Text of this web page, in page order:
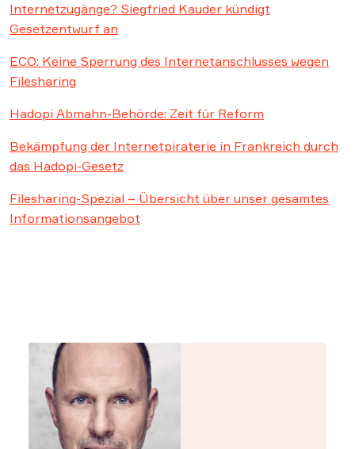
Internetzugänge? Siegfried Kauder kündigt
Gesetzentwurf an
ECO: Keine Sperrung des Internetanschlusses wegen
Filesharing
Hadopi Abmahn-Behörde: Zeit für Reform
Bekämpfung der Internetpiraterie in Frankreich durch
das Hadopi-Gesetz
Filesharing-Spezial – Übersicht über unser gesamtes
Informationsangebot